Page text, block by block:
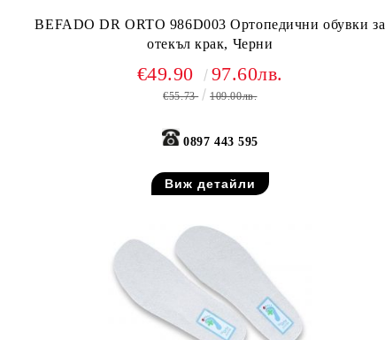
BEFADO DR ORTO 986D003 Ортопедични обувки за
отекъл крак, Черни
€49.90 97.60лв.
€55.73 109.00лв.
0897 443 595
Виж детайли